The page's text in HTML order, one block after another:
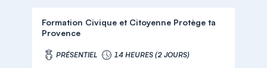
Formation Civique et Citoyenne Protège ta
Provence
PRÉSENTIEL 14 HEURES (2 JOURS)